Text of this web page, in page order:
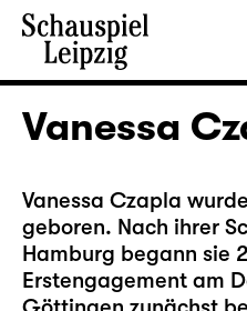
Vanessa
Vanessa Czapla
geboren. Nach ihrer
Hamburg begann sie
Erstengagement am